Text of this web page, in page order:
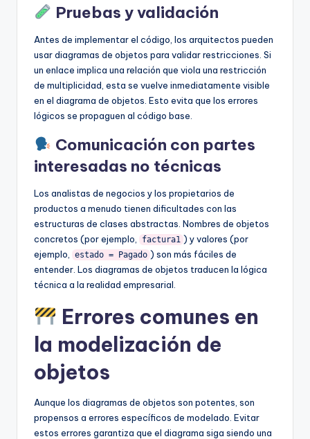
Pruebas y validación
Antes de implementar el código, los arquitectos pueden
usar diagramas de objetos para validar restricciones. Si
un enlace implica una relación que viola una restricción
de multiplicidad, esta se vuelve inmediatamente visible
en el diagrama de objetos. Esto evita que los errores
lógicos se propaguen al código base.
Comunicación con partes
interesadas no técnicas
Los analistas de negocios y los propietarios de
productos a menudo tienen dificultades con las
estructuras de clases abstractas. Nombres de objetos
concretos (por ejemplo,
factura1 ) y valores (por
ejemplo,
estado = Pagado ) son más fáciles de
entender. Los diagramas de objetos traducen la lógica
técnica a la realidad empresarial.
Errores comunes en
la modelización de
objetos
Aunque los diagramas de objetos son potentes, son
propensos a errores específicos de modelado. Evitar
estos errores garantiza que el diagrama siga siendo una